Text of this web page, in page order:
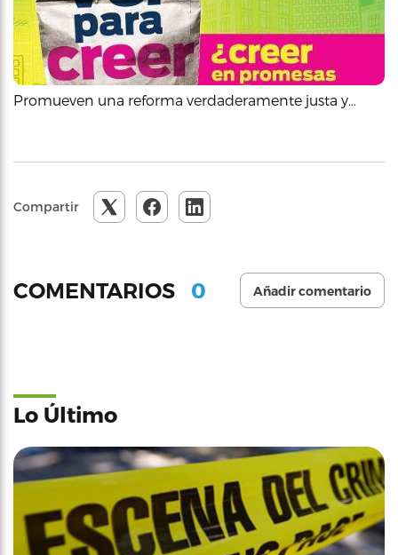
Promueven una reforma verdaderamente justa y…
Compartir
COMENTARIOS 0 Añadir comentario
Lo Último